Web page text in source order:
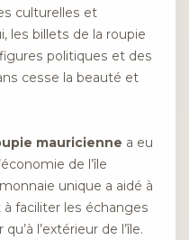
culturelles et
les billets de la roupie
politiques et des
cesse la beauté et
mauricienne a eu
de l’île
unique a aidé à
à faciliter les échanges
l’extérieur de l’île.